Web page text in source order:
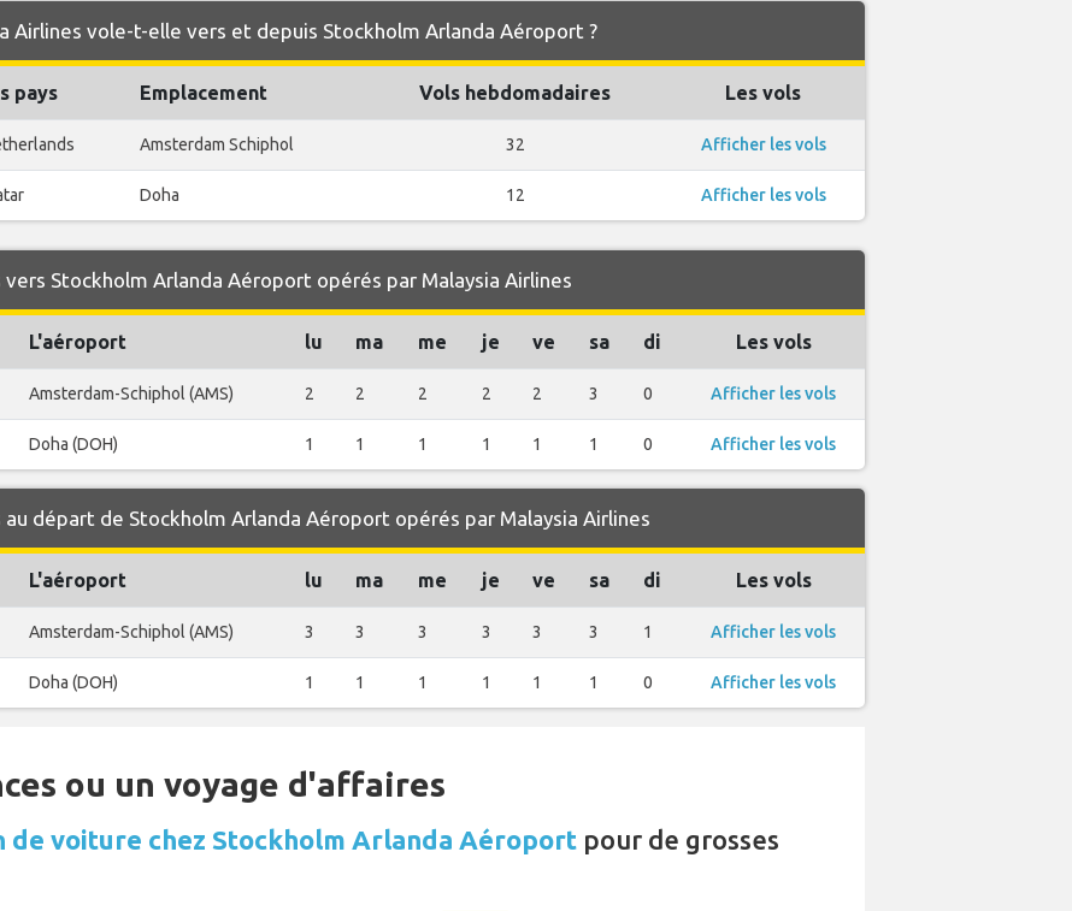
Airlines vole-t-elle vers et depuis Stockholm Arlanda Aéroport ?
pays Emplacement Vols hebdomadaires Les vols
Amsterdam Schiphol 32 Afficher les vols
Doha 12 Afficher les vols
Stockholm Arlanda Aéroport opérés par Malaysia Airlines
L'aéroport lu ma me je ve sa di Les vols
Amsterdam-Schiphol (AMS) 2 2 2 2 2 3 0 Afficher les vols
Doha (DOH) 1 1 1 1 1 1 0 Afficher les vols
départ de Stockholm Arlanda Aéroport opérés par Malaysia Airlines
L'aéroport lu ma me je ve sa di Les vols
Amsterdam-Schiphol (AMS) 3 3 3 3 3 3 1 Afficher les vols
Doha (DOH) 1 1 1 1 1 1 0 Afficher les vols
ou un voyage d'affaires
de voiture chez Stockholm Arlanda Aéroport pour de grosses